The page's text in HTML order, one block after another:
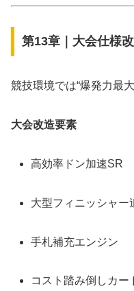
第13章｜大会仕様
競技環境では“爆発力最
大会改造要素
高効率ドン加速SR
大型フィニッシャー
手札補充エンジン
コスト踏み倒しカー